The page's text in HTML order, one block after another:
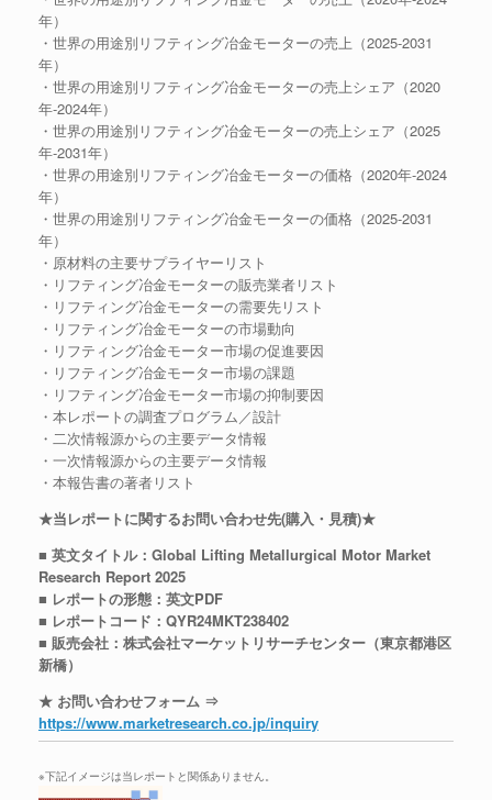
年）
・世界の用途別リフティング冶金モーターの売上（2025-2031
年）
・世界の用途別リフティング冶金モーターの売上シェア（2020
年-2024年）
・世界の用途別リフティング冶金モーターの売上シェア（2025
年-2031年）
・世界の用途別リフティング冶金モーターの価格（2020年-2024
年）
・世界の用途別リフティング冶金モーターの価格（2025-2031
年）
・原材料の主要サプライヤーリスト
・リフティング冶金モーターの販売業者リスト
・リフティング冶金モーターの需要先リスト
・リフティング冶金モーターの市場動向
・リフティング冶金モーター市場の促進要因
・リフティング冶金モーター市場の課題
・リフティング冶金モーター市場の抑制要因
・本レポートの調査プログラム／設計
・二次情報源からの主要データ情報
・一次情報源からの主要データ情報
・本報告書の著者リスト
★当レポートに関するお問い合わせ先(購入・見積)★
■ 英文タイトル：Global Lifting Metallurgical Motor Market
Research Report 2025
■ レポートの形態：英文PDF
■ レポートコード：QYR24MKT238402
■ 販売会社：株式会社マーケットリサーチセンター（東京都港区
新橋）
★ お問い合わせフォーム ⇒
https://www.marketresearch.co.jp/inquiry
※下記イメージは当レポートと関係ありません。